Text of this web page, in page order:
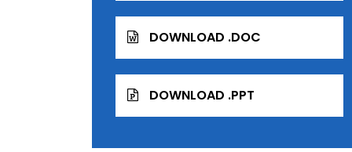
DOWNLOAD .DOC
DOWNLOAD .PPT